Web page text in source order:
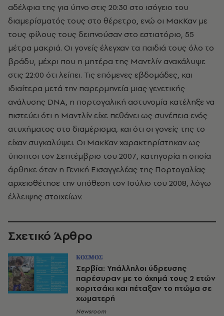
αδέλφια της για ύπνο στις 20:30 στο ισόγειο του
διαμερίσματός τους στο θέρετρο, ενώ οι ΜακΚαν με
τους φίλους τους δειπνούσαν στο εστιατόριο, 55
μέτρα μακριά. Οι γονείς έλεγχαν τα παιδιά τους όλο το
βράδυ, μέχρι που η μητέρα της Μαντλίν ανακάλυψε
στις 22:00 ότι λείπει. Τις επόμενες εβδομάδες, και
ιδιαίτερα μετά την παρερμηνεία μιας γενετικής
ανάλυσης DNA, η πορτογαλική αστυνομία κατέληξε να
πιστεύει ότι η Μαντλίν είχε πεθάνει ως συνέπεια ενός
ατυχήματος στο διαμέρισμα, και ότι οι γονείς της το
είχαν συγκαλύψει. Οι ΜακΚαν χαρακτηρίστηκαν ως
ύποπτοι τον Σεπτέμβριο του 2007, κατηγορία η οποία
άρθηκε όταν η Γενική Εισαγγελέας της Πορτογαλίας
αρχειοθέτησε την υπόθεση τον Ιούλιο του 2008, λόγω
έλλειψης στοιχείων.
Σχετικό Άρθρο
ΚΟΣΜΟΣ
Σερβία: Υπάλληλοι ύδρευσης
παρέσυραν με το όχημά τους 2 ετών
κοριτσάκι και πέταξαν το πτώμα σε
χωματερή
Newsroom